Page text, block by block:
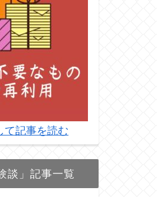
て記事を読む
談」記事一覧